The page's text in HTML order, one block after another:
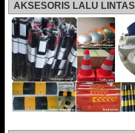
AKSESORIS LALU LINTAS